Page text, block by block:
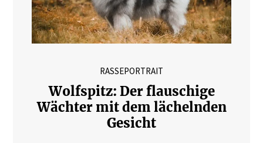
RASSEPORTRAIT
Wolfspitz: Der flauschige
Wächter mit dem lächelnden
Gesicht